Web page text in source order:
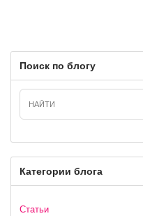
Поиск по блогу
Категории блога
Статьи